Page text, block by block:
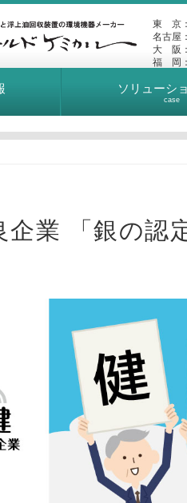
東 京：
名古屋：
大 阪：
福 岡：
ソリューシ
case
企業 「銀
企業 「銀の認